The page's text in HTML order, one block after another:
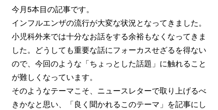
今月5本目の記事です。
インフルエンザの流行が大変な状況となってきました。
小児科外来では十分なお話をする余裕もなくなってきま
した。どうしても重要な話にフォーカスせざるを得ない
ので、今回のような「ちょっとした話題」に触れること
が難しくなっています。
そのようなテーマこそ、ニュースレターで取り上げるべ
きかなと思い、「良く聞かれるこのテーマ」を記事にし